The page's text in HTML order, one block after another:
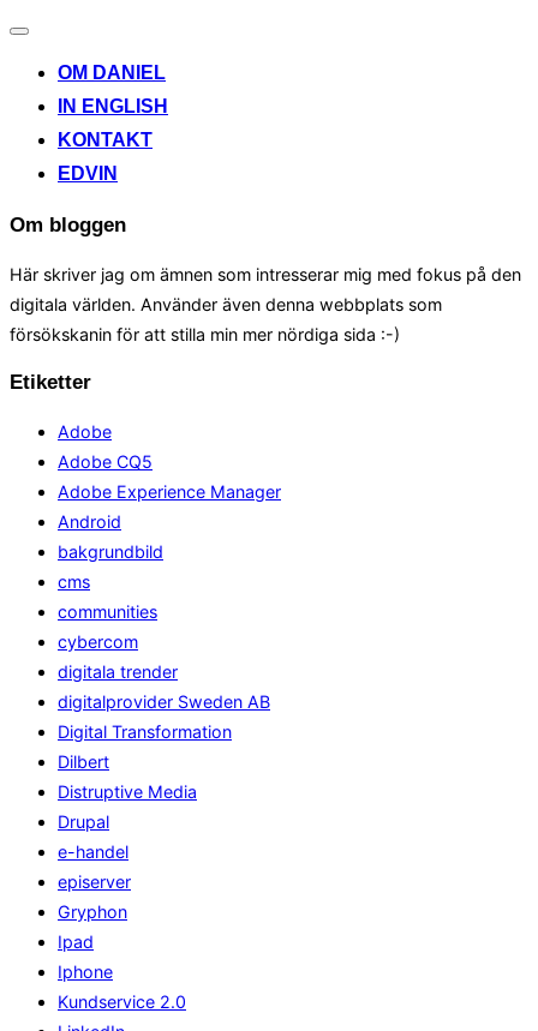
Toggle
OM DANIEL
IN ENGLISH
KONTAKT
EDVIN
Om bloggen
Här skriver jag om ämnen som intresserar mig med fokus på den
digitala världen. Använder även denna webbplats som
försökskanin för att stilla min mer nördiga sida :-)
Etiketter
Adobe
Adobe CQ5
Adobe Experience Manager
Android
bakgrundbild
cms
communities
cybercom
digitala trender
digitalprovider Sweden AB
Digital Transformation
Dilbert
Distruptive Media
Drupal
e-handel
episerver
Gryphon
Ipad
Iphone
Kundservice 2.0